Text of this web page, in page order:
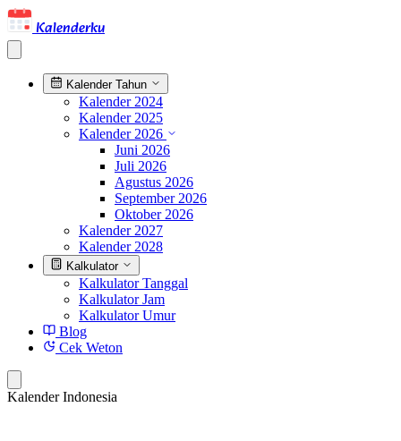
Kalenderku
Kalender Tahun
Kalender 2024
Kalender 2025
Kalender 2026
Juni 2026
Juli 2026
Agustus 2026
September 2026
Oktober 2026
Kalender 2027
Kalender 2028
Kalkulator
Kalkulator Tanggal
Kalkulator Jam
Kalkulator Umur
Blog
Cek Weton
Kalender Indonesia